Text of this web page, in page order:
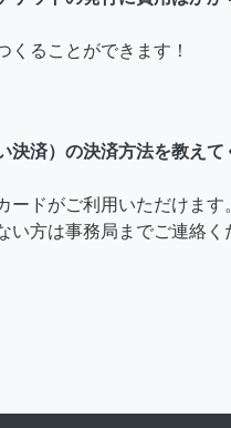
くることができます！
決済）の決済方法を教えて
ードがご利用いただけます
い方は事務局までご連絡く